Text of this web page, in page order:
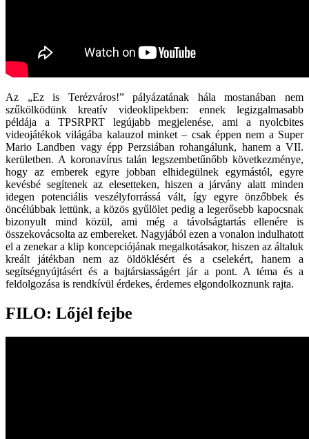
Az „Ez is Terézváros!” pályázatának hála mostanában nem
szűkölködünk kreatív videoklipekben: ennek legizgalmasabb
példája a TPSRPRT legújabb megjelenése, ami a nyolcbites
videojátékok világába kalauzol minket – csak éppen nem a Super
Mario Landben vagy épp Perzsiában rohangálunk, hanem a VII.
kerületben. A koronavírus talán legszembetűnőbb következménye,
hogy az emberek egyre jobban elhidegülnek egymástól, egyre
kevésbé segítenek az elesetteken, hiszen a járvány alatt minden
idegen potenciális veszélyforrássá vált, így egyre önzőbbek és
öncélúbbak lettünk, a közös gyűlölet pedig a legerősebb kapocsnak
bizonyult mind közül, ami még a távolságtartás ellenére is
összekovácsolta az embereket. Nagyjából ezen a vonalon indulhatott
el a zenekar a klip koncepciójának megalkotásakor, hiszen az általuk
kreált játékban nem az öldöklésért és a cselekért, hanem a
segítségnyújtásért és a bajtársiasságért jár a pont. A téma és a
feldolgozása is rendkívül érdekes, érdemes elgondolkoznunk rajta.
FILO: Lőjél fejbe